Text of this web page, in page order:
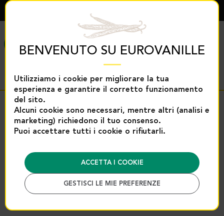
BENVENUTO SU EUROVANILLE
Utilizziamo i cookie per migliorare la tua
esperienza e garantire il corretto funzionamento
del sito.
Alcuni cookie sono necessari, mentre altri (analisi e
marketing) richiedono il tuo consenso.
Puoi accettare tutti i cookie o rifiutarli.
ACCETTA I COOKIE
GESTISCI LE MIE PREFERENZE
MENÙ
Ritorno
Accoglienza
Spezie e aiuti per la pasticceria
250 g | Eurovanille
Riferimento : 3052